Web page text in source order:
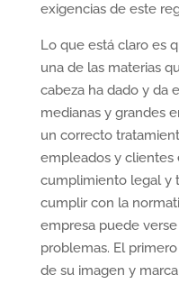
exigencias de este
Lo que está claro es
una de las materias
cabeza ha dado y da
medianas y grandes
un correcto
empleados y clientes
cumplimiento legal y
cumplir con la
empresa puede
problemas. El
de su imagen y